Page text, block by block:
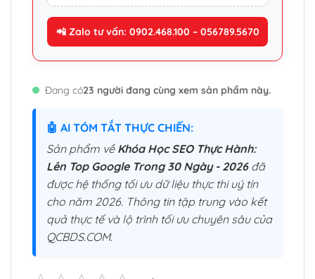
📲 Zalo tư vấn: 0902.468.100 – 056789.5670
Đang có23 người đang cùng xem sản phẩm này.
🤖 AI TÓM TẮT THỰC CHIẾN:
Sản phẩm về Khóa Học SEO Thực Hành:
Lên Top Google Trong 30 Ngày - 2026đã
được hệ thống tối ưu dữ liệu thực thi uý tín
cho năm 2026. Thông tin tập trung vào kết
quả thực tế và lộ trình tối ưu chuyên sâu của
QCBDS.COM.